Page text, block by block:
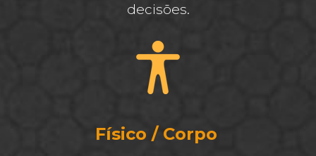
decisões.
Físico / Corpo